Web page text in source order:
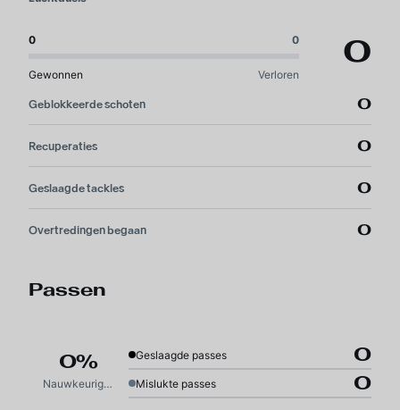
0 0
Gewonnen Verloren
0
Geblokkeerde schoten 0
Recuperaties 0
Geslaagde tackles 0
Overtredingen begaan 0
Passen
0%
Nauwkeurigheid
Geslaagde passes 0
Mislukte passes 0